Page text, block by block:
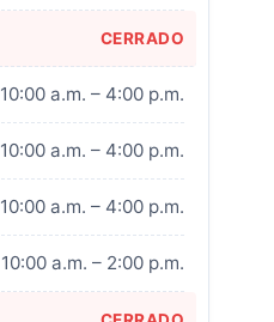
CERRADO
10:00 a.m. – 4:00 p.m.
10:00 a.m. – 4:00 p.m.
10:00 a.m. – 4:00 p.m.
10:00 a.m. – 2:00 p.m.